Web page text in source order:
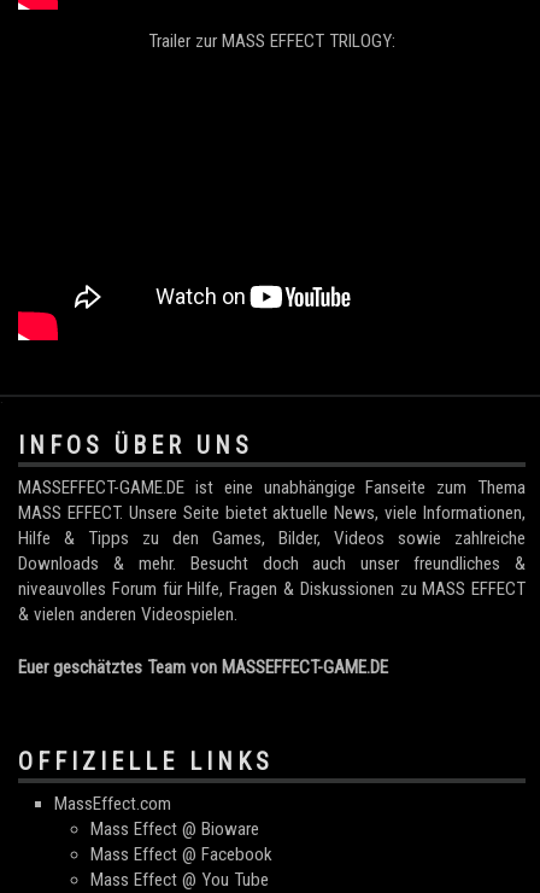
Trailer zur MASS EFFECT TRILOGY:
.
INFOS ÜBER UNS
MASSEFFECT-GAME.DE ist eine unabhängige Fanseite zum Thema
MASS EFFECT. Unsere Seite bietet aktuelle News, viele Informationen,
Hilfe & Tipps zu den Games, Bilder, Videos sowie zahlreiche
Downloads & mehr. Besucht doch auch unser freundliches &
niveauvolles Forum für Hilfe, Fragen & Diskussionen zu MASS EFFECT
& vielen anderen Videospielen.
Euer geschätztes Team von MASSEFFECT-GAME.DE
OFFIZIELLE LINKS
MassEffect.com
Mass Effect @ Bioware
Mass Effect @ Facebook
Mass Effect @ You Tube